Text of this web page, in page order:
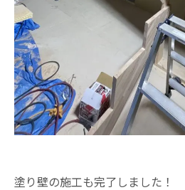
塗り壁の施工も完了しました！